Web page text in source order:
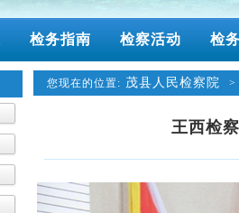
检务指南 检察活动 检
您现在的位置: 茂县人民检察院
王西检